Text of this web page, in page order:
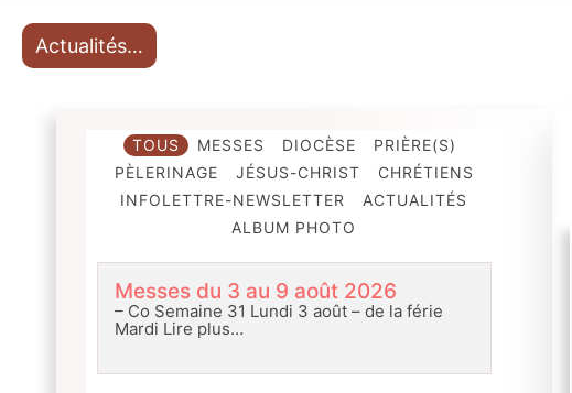
Actualités…
TOUS MESSES DIOCÈSE
PRIÈRE(S)
PÈLERINAGE
JÉSUS-CHRIST
CHRÉTIENS
INFOLETTRE-NEWSLETTER
ACTUALITÉS
ALBUM PHOTO
Messes du 3 au 9 août 2026
– Co Semaine 31 Lundi 3 août – de la férie
Mardi Lire plus…